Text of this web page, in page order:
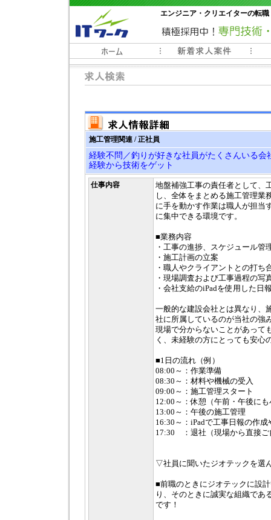
エンジニア・クリエイターの転
常時3000件以上の求人情報掲載中
施工管理関連 / 正社員
経験不問／釣りが好きな社員がたくさんいる
経験から技術をゲット
仕事内容
地盤補強工事の責任者として、
し、全体をまとめる施工管理業
に手を動かす作業は職人が担当
に集中できる環境です。
■業務内容
・工事の進捗、スケジュール管
・施工計画の立案
・職人やクライアントとの打ち
・現場調査および工事過程の写
・会社支給のiPadを使用した日
一般的な建設会社とは異なり、
社に所属しているのが当社の強
現場で分からないことがあって
く、未経験の方にとっても安心
■1日の流れ（例）
08:00～：作業準備
08:30～：材料や機械の受入
09:00～：施工管理スタート
12:00～：休憩（午前・午後に
13:00～：午後の施工管理
16:30～：iPadで工事日報の作成
17:30 ：退社（現場から直接ご
▽社員に聞いたジオテックを選
■前職のときにジオテックに設
り、そのときに誠実な組織であ
です！